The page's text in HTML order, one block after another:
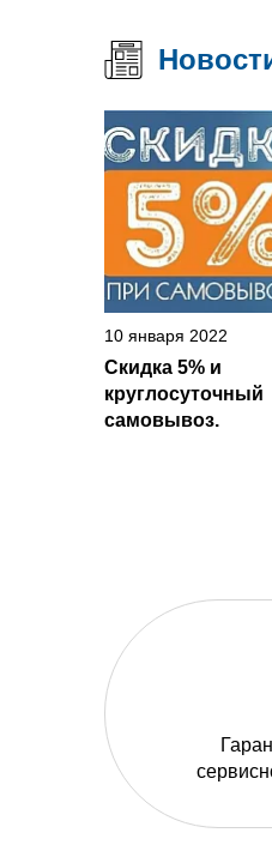
10 января 2022
Скидка 5% и
круглосуточный
самовывоз.